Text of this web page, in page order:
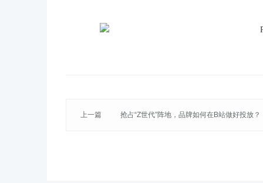
上一篇 抢占“Z世代”阵地，品牌如何在B站做好投放？